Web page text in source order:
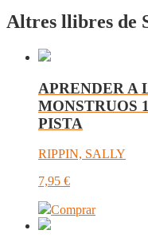
Altres llibres de
APRENDER A
MONSTRUOS
PISTA
RIPPIN, SALLY
7,95 €
Comprar